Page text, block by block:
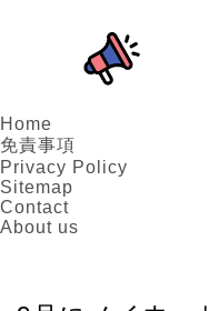
Home
免責事項
Privacy Policy
Sitemap
Contact
About us